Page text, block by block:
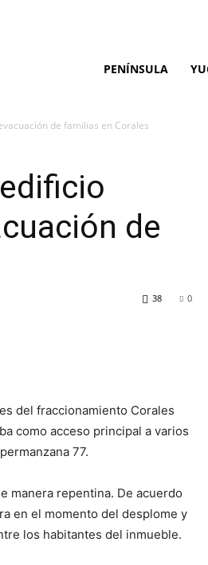
PENÍNSULA
de familias en Corales
de
0
38
del fraccionamiento Corales
como acceso principal a varios
77.
manera repentina. De acuerdo
en el momento del desplome y
los habitantes del inmueble.